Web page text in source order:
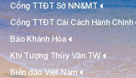
Cổng TTĐT Sở NN&MT
Cổng TTĐT Cải Cách Hành Chính
Báo Khánh Hòa
Khí Tượng Thủy Văn TW
Biển đảo Việt Nam